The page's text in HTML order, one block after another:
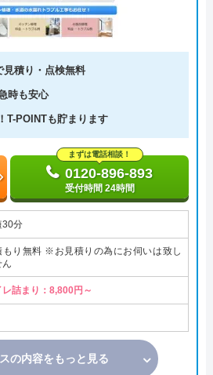
見積り・点検無料
時も安心
T-POINTも貯まります
まずは電話相談！
0120-896-893
受付時間 24時間
30分
もり無料 ※お見積りの為にお伺いは致し
ん
レ詰まり：8,800円～
の内容をもっと見る